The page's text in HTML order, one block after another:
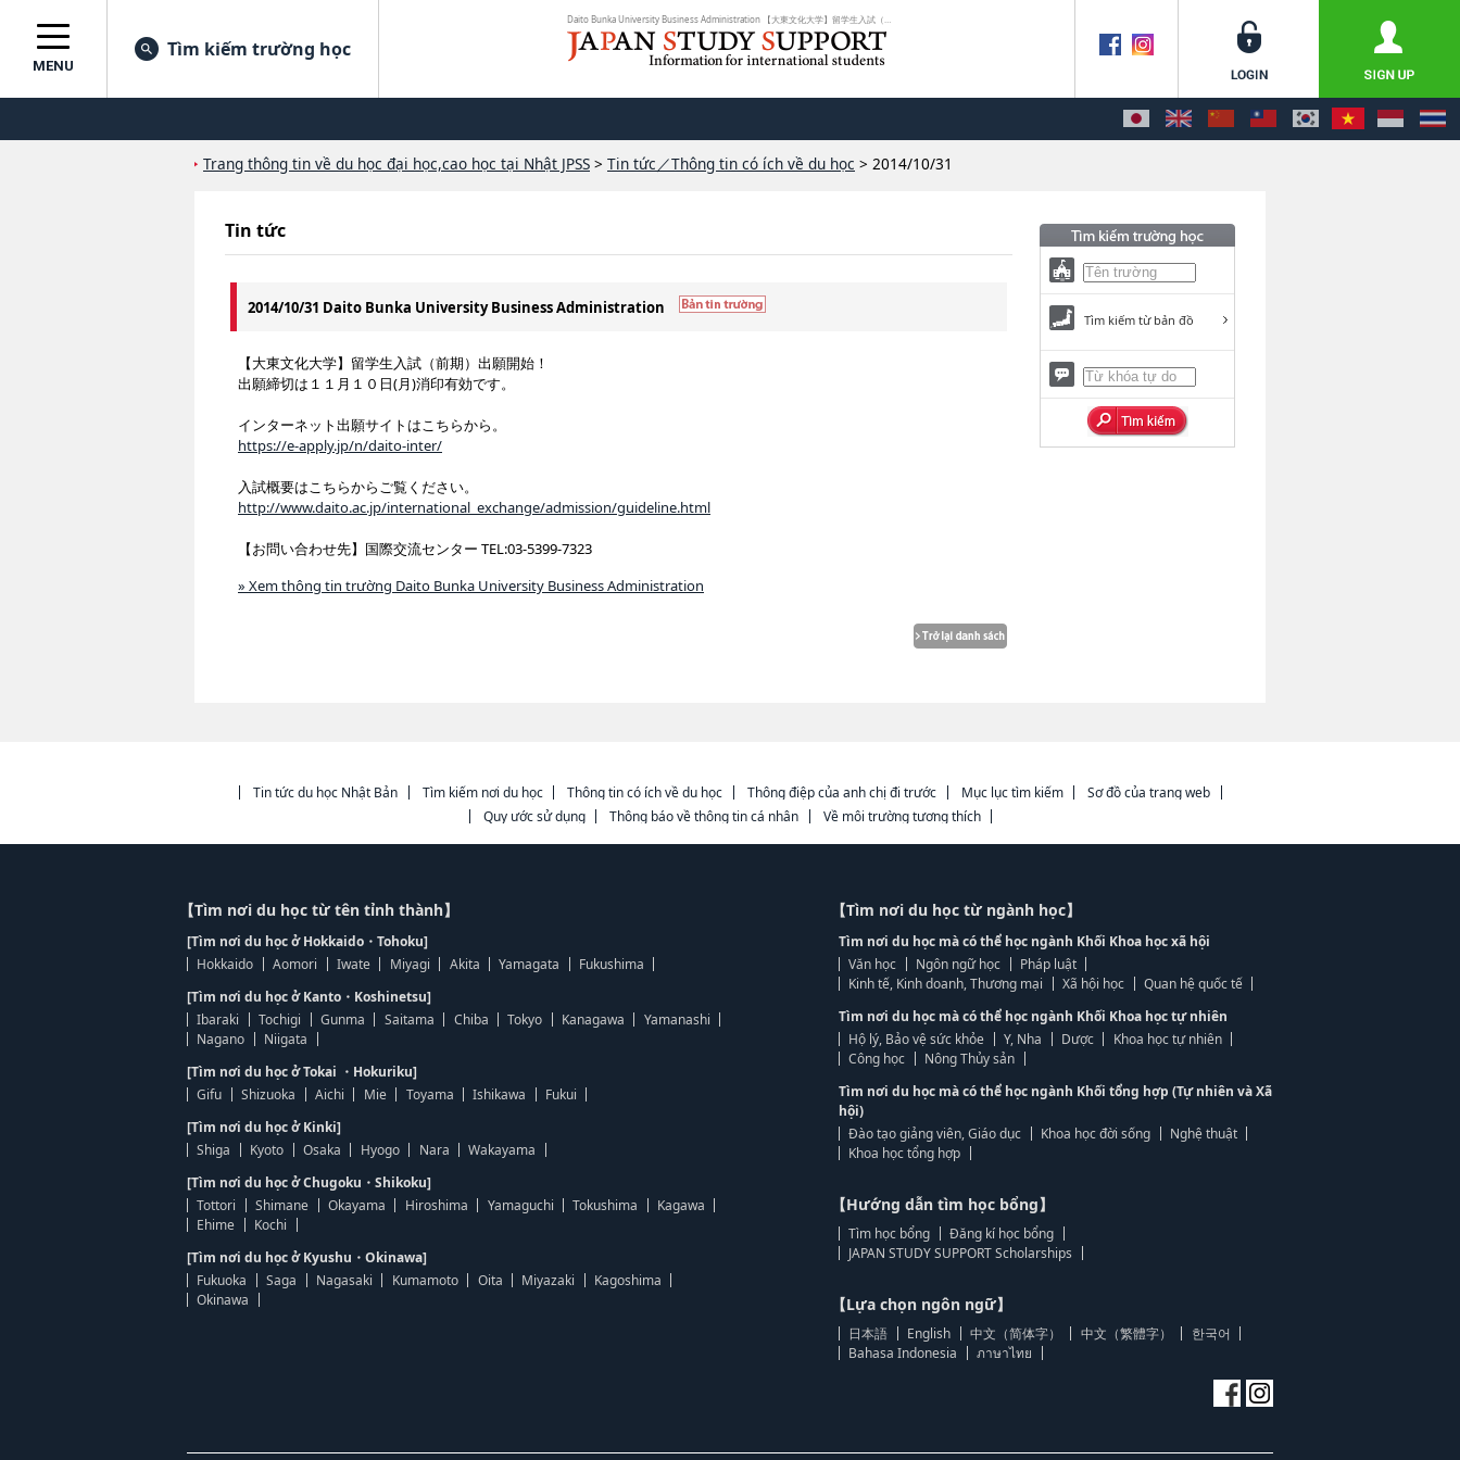
MENU
Tìm kiếm trường học
Trang thông tin về du học đại học,cao học tại Nhật JPSS > Tin tức／Thông tin có ích về du học > 2014/10/31
Tin tức
2014/10/31 Daito Bunka University Business Administration
【大東文化大学】留学生入試（前期）出願開始！
出願締切は１１月１０日(月)消印有効です。
インターネット出願サイトはこちらから。
https://e-apply.jp/n/daito-inter/
入試概要はこちらからご覧ください。
http://www.daito.ac.jp/international_exchange/admission/guideline.html
【お問い合わせ先】国際交流センター TEL:03-5399-7323
» Xem thông tin trường Daito Bunka University Business Administration
Tìm kiếm từ bản đồ
Tin tức du học Nhật Bản Tìm kiếm nơi du học Thông tin có ích về du học Thông điệp của anh chị đi trước Mục lục tìm kiếm
Sơ đồ của trang web
Quy ước sử dụng
Thông báo về thông tin cá nhân Về môi trường tương thích
【Tìm nơi du học từ tên tỉnh thành】
[Tìm nơi du học ở Hokkaido・Tohoku]
Hokkaido
Aomori Iwate Miyagi Akita Yamagata
Fukushima
[Tìm nơi du học ở Kanto・Koshinetsu]
Ibaraki
Tochigi Gunma Saitama Chiba Tokyo Kanagawa
Yamanashi
Nagano
Niigata
[Tìm nơi du học ở Tokai ・Hokuriku]
Gifu
Shizuoka Aichi Mie Toyama Ishikawa
Fukui
[Tìm nơi du học ở Kinki]
Shiga
Kyoto Osaka Hyogo Nara
Wakayama
[Tìm nơi du học ở Chugoku・Shikoku]
Tottori
Shimane Okayama Hiroshima Yamaguchi Tokushima
Kagawa
Ehime
Kochi
[Tìm nơi du học ở Kyushu・Okinawa]
Fukuoka
Saga Nagasaki Kumamoto Oita Miyazaki
Kagoshima
Okinawa
【Tìm nơi du học từ ngành học】
Tìm nơi du học mà có thể học ngành Khối Khoa học xã hội
Văn học
Ngôn ngữ học
Pháp luật
Kinh tế, Kinh doanh, Thương mại
Xã hội học
Quan hệ quốc tế
Tìm nơi du học mà có thể học ngành Khối Khoa học tự nhiên
Hộ lý, Bảo vệ sức khỏe
Y, Nha Dược
Khoa học tự nhiên
Công học
Nông Thủy sản
Tìm nơi du học mà có thể học ngành Khối tổng hợp (Tự nhiên và Xã
hội)
Đào tạo giảng viên, Giáo dục
Khoa học đời sống
Nghệ thuật
Khoa học tổng hợp
【Hướng dẫn tìm học bổng】
Tìm học bổng
Đăng kí học bổng
JAPAN STUDY SUPPORT Scholarships
【Lựa chọn ngôn ngữ】
日本語 English 中文（简体字） 中文（繁體字）
한국어
Bahasa Indonesia
ภาษาไทย